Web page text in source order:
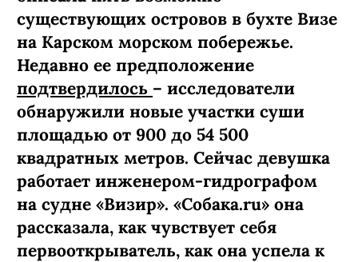
существующих островов в бухте Визе
на Карском морском побережье.
Недавно ее предположение
подтвердилось – исследователи
обнаружили новые участки суши
площадью от 900 до 54 500
квадратных метров. Сейчас девушка
работает инженером-гидрографом
на судне «Визир». «Собака.ru» она
рассказала, как чувствует себя
первооткрыватель, как она успела к